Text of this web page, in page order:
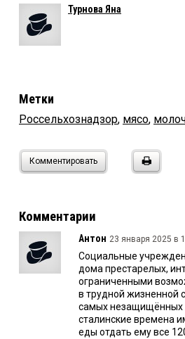
Турнова Яна
Метки
Россельхознадзор, мясо,
Комментировать
Комментарии
Антон 23 января 2025 в
Социальные
дома престарелых,
ограниченными
в трудной жизненной
самых незащищённых
сталинские времена
еды отдать ему все